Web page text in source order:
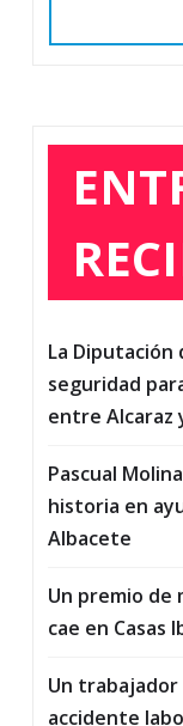
La Diputación
seguridad
entre Alcaraz
Pascual
historia en
Albacete
Un premio de
cae en Casas
Un
accidente